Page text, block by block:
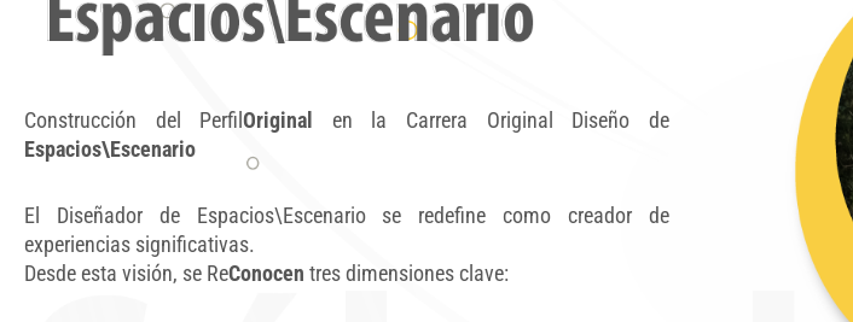
Construcción del PerfilOriginal en la Carrera Original Diseño de
Espacios\Escenario
El Diseñador de Espacios\Escenario se redefine como creador de
experiencias significativas.
Desde esta visión, se ReConocen tres dimensiones clave: